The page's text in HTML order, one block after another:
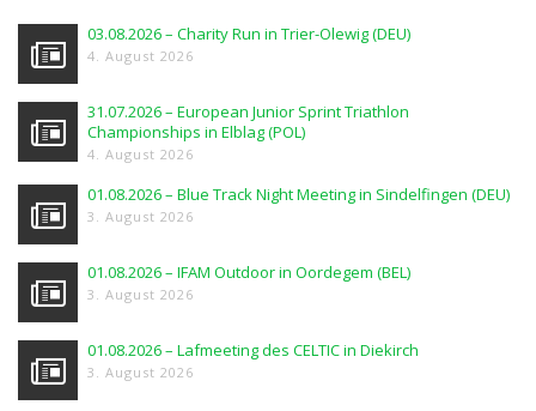
03.08.2026 – Charity Run in Trier-Olewig (DEU)
4. August 2026
31.07.2026 – European Junior Sprint Triathlon
Championships in Elblag (POL)
4. August 2026
01.08.2026 – Blue Track Night Meeting in Sindelfingen (DEU)
3. August 2026
01.08.2026 – IFAM Outdoor in Oordegem (BEL)
3. August 2026
01.08.2026 – Lafmeeting des CELTIC in Diekirch
3. August 2026